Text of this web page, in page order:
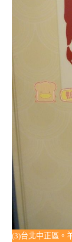
(3)台北中正區。